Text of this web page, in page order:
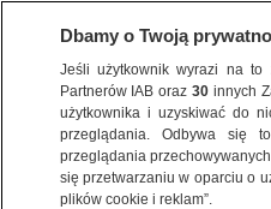
METEO
NAJNOWSZE
Dbamy o Twoją
Jeśli użytkownik wyrazi na
Partnerów IAB oraz30 innych
użytkownika i uzyskiwać do
przeglądania. Odbywa się
przeglądania
się przetwarzaniu w oparciu o
plików cookie i reklam”.